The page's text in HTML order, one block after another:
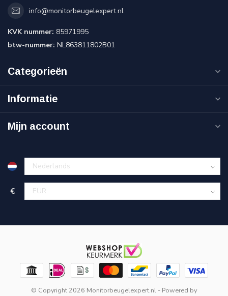
info@monitorbeugelexpert.nl
KVK nummer: 85971995
btw-nummer: NL863811802B01
Categorieën
Informatie
Mijn account
€
© Copyright 2026 Monitorbeugelexpert.nl - Powered by